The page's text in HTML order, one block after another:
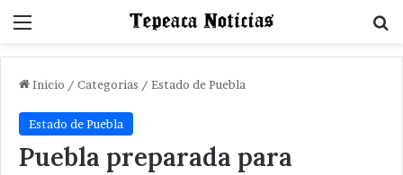
Menu
Inicio / Categorias / Estado de Puebla
Estado de Puebla
Puebla preparada para